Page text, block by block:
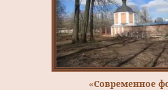
«Современное